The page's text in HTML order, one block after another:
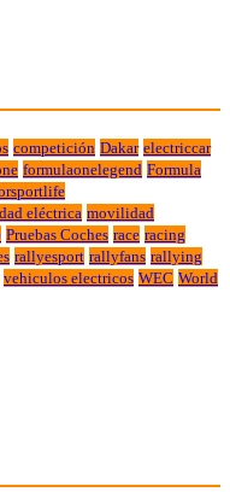
competición Dakar electriccar
formulaonelegend Formula
eléctrica movilidad
Pruebas Coches race racing
rallyesport rallyfans rallying
vehiculos electricos WEC World